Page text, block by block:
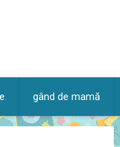
gând de mamă